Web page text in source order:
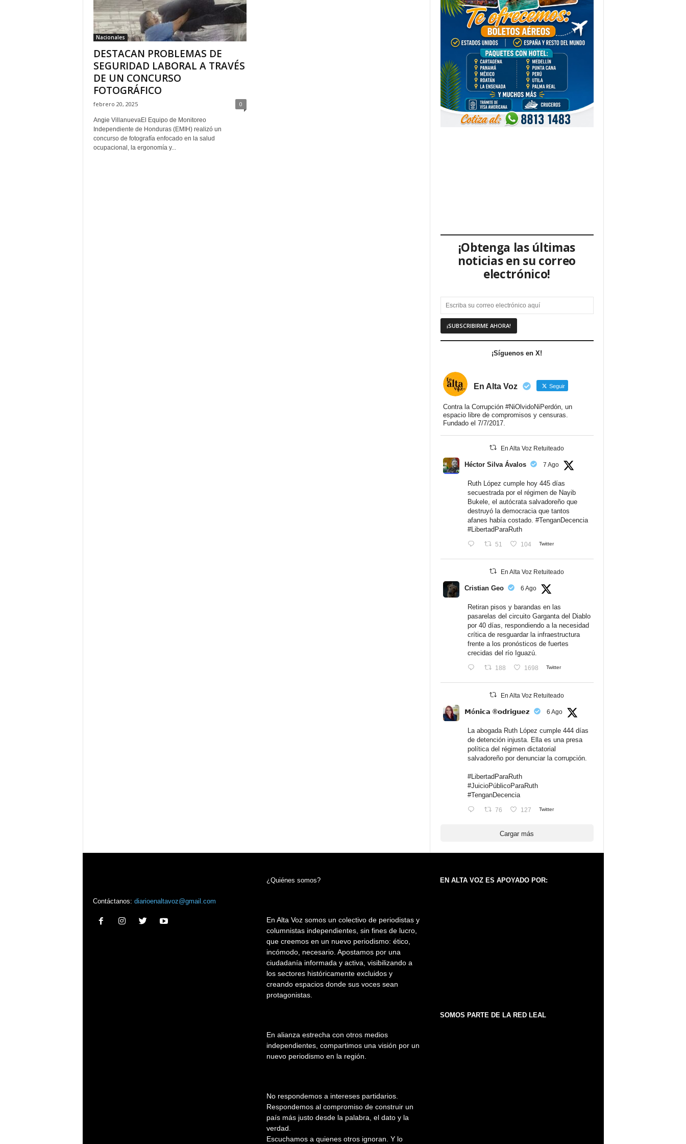
Nacionales
DESTACAN PROBLEMAS DE
SEGURIDAD LABORAL A TRAVÉS
DE UN CONCURSO
FOTOGRÁFICO
febrero 20, 2025 0
Angie VillanuevaEl Equipo de Monitoreo
Independiente de Honduras (EMIH) realizó un
concurso de fotografía enfocado en la salud
ocupacional, la ergonomía y...
¡Obtenga las últimas
noticias en su correo
electrónico!
¡Síguenos en X!
En Alta Voz Seguir
Contra la Corrupción #NiOlvidoNiPerdón, un
espacio libre de compromisos y censuras.
Fundado el 7/7/2017.
En Alta Voz Retuiteado
Héctor Silva Ávalos 7 Ago
Ruth López cumple hoy 445 días
secuestrada por el régimen de Nayib
Bukele, el autócrata salvadoreño que
destruyó la democracia que tantos
afanes había costado. #TenganDecencia
#LibertadParaRuth
51 104 Twitter
En Alta Voz Retuiteado
Cristian Geo 6 Ago
Retiran pisos y barandas en las
pasarelas del circuito Garganta del Diablo
por 40 días, respondiendo a la necesidad
crítica de resguardar la infraestructura
frente a los pronósticos de fuertes
crecidas del río Iguazú.
188 1698 Twitter
En Alta Voz Retuiteado
𝗠ó𝗻𝗶𝗰𝗮 ®𝗼𝗱𝗿𝗶𝗴𝘂𝗲𝘇 6 Ago
La abogada Ruth López cumple 444 días
de detención injusta. Ella es una presa
política del régimen dictatorial
salvadoreño por denunciar la corrupción.
#LibertadParaRuth
#JuicioPúblicoParaRuth
#TenganDecencia
76 127 Twitter
Cargar más
Contáctanos: diarioenaltavoz@gmail.com
¿Quiénes somos?
En Alta Voz somos un colectivo de periodistas y
columnistas independientes, sin fines de lucro,
que creemos en un nuevo periodismo: ético,
incómodo, necesario. Apostamos por una
ciudadanía informada y activa, visibilizando a
los sectores históricamente excluidos y
creando espacios donde sus voces sean
protagonistas.
En alianza estrecha con otros medios
independientes, compartimos una visión por un
nuevo periodismo en la región.
No respondemos a intereses partidarios.
Respondemos al compromiso de construir un
país más justo desde la palabra, el dato y la
verdad.
Escuchamos a quienes otros ignoran. Y lo
EN ALTA VOZ ES APOYADO POR:
SOMOS PARTE DE LA RED LEAL